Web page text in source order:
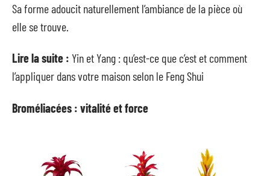
Sa forme adoucit naturellement l’ambiance de la pièce où
elle se trouve.
Lire la suite : Yin et Yang : qu’est-ce que c’est et comment
l’appliquer dans votre maison selon le Feng Shui
Broméliacées : vitalité et force